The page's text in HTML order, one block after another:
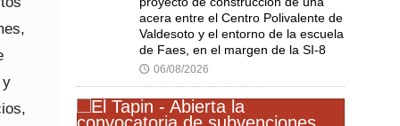
y
acera entre el Centro Polivalente de
Valdesoto y el entorno de la escuela
de Faes, en el margen de la SI-8
🕔 06/08/2026